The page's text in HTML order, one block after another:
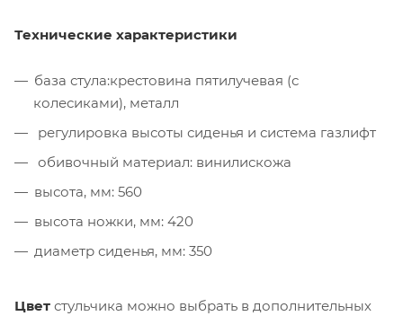
Технические характеристики
база стула:крестовина пятилучевая (с
колесиками), металл
регулировка высоты сиденья и система газлифт
обивочный материал: винилискожа
высота, мм: 560
высота ножки, мм: 420
диаметр сиденья, мм: 350
Цвет стульчика можно выбрать в дополнительных